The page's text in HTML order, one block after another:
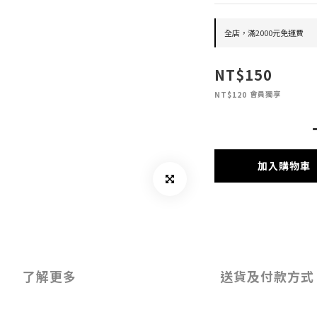
全店，滿2000元免運費
NT$150
NT$120 會員獨享
加入購物車
了解更多 送貨及付款方式